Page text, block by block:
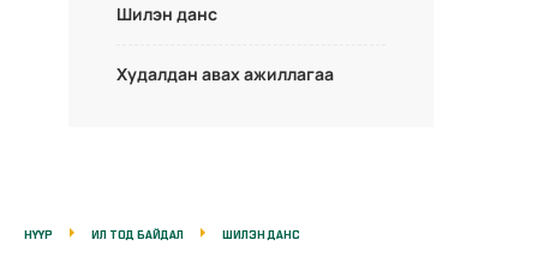
Шилэн данс
Худалдан авах ажиллагаа
НҮҮР ИЛ ТОД БАЙДАЛ ШИЛЭН ДАНС